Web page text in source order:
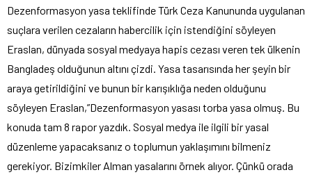
Dezenformasyon yasa teklifinde Türk Ceza Kanununda uygulanan
suçlara verilen cezaların habercilik için istendiğini söyleyen
Eraslan, dünyada sosyal medyaya hapis cezası veren tek ülkenin
Bangladeş olduğunun altını çizdi. Yasa tasarısında her şeyin bir
araya getirildiğini ve bunun bir karışıklığa neden olduğunu
söyleyen Eraslan,”Dezenformasyon yasası torba yasa olmuş. Bu
konuda tam 8 rapor yazdık. Sosyal medya ile ilgili bir yasal
düzenleme yapacaksanız o toplumun yaklaşımını bilmeniz
gerekiyor. Bizimkiler Alman yasalarını örnek alıyor. Çünkü orada